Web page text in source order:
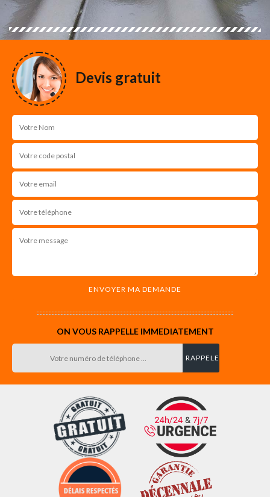
Devis gratuit
ON VOUS RAPPELLE IMMEDIATEMENT